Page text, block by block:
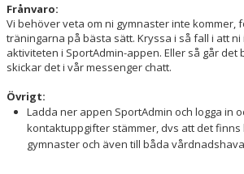
Frånvaro:
Vi behöver veta om ni gymnaster inte kommer,
träningarna på bästa sätt. Kryssa i så fall i att
aktiviteten i SportAdmin-appen. Eller så går det
skickar det i vår messenger chatt.
Övrigt:
Ladda ner appen SportAdmin och logga in
kontaktuppgifter stämmer, dvs att det
gymnaster och även till båda